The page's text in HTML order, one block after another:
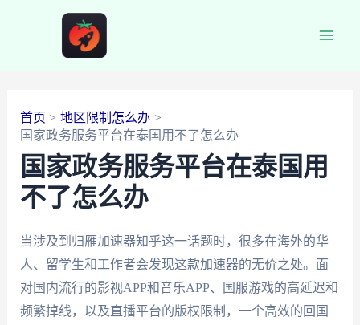
首页
地区限制怎么办
国家政务服务平台在泰国用不了怎么办
国家政务服务平台在泰国用
不了怎么办
当涉及到归雁加速器知乎这一话题时，很多在海外的华
人、留学生和工作者会发现这款加速器的无价之处。面
对国内流行的影视APP和音乐APP、国服游戏的高延迟和
频繁掉线，以及直播平台的版权限制，一个高效的回国